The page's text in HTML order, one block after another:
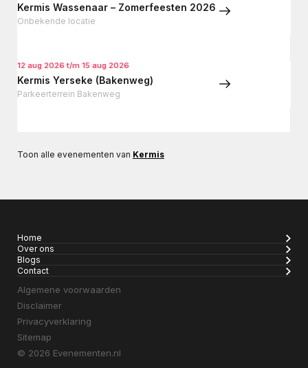
Kermis Wassenaar – Zomerfeesten 2026
Onbekende locatie
12 aug 2026 t/m 15 aug 2026
Kermis Yerseke (Bakenweg)
Parkeerterrein Bakenweg
Toon alle evenementen van Kermis
Home
Over ons
Blogs
Contact
Algemene voorwaarden
Disclaimer
Privacyverklaring
Sitemap
© 2026 Evenementen.nl